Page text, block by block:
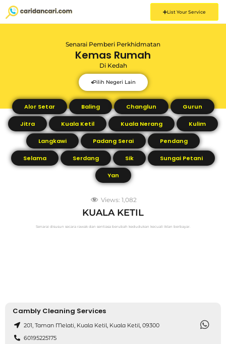
List Your Service
Senarai Pemberi Perkhidmatan
Kemas Rumah
Di Kedah
Pilih Negeri Lain
Alor Setar Baling Changlun Gurun
Jitra Kuala Ketil Kuala Nerang Kulim
Langkawi Padang Serai Pendang
Selama Serdang Sik Sungai Petani
Yan
Views: 1,082
KUALA KETIL
Senarai disusun secara rawak dan sentiasa berubah kedudukan kecuali iklan berbayar.
Cambly Cleaning Services
201, Taman Melati, Kuala Ketil, Kuala Ketil, 09300
60195225175